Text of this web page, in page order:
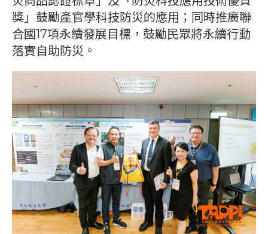
獎」鼓勵產官學科技防災的應用；同時推廣聯
合國17項永續發展目標，鼓勵民眾將永續行動
落實自助防災。